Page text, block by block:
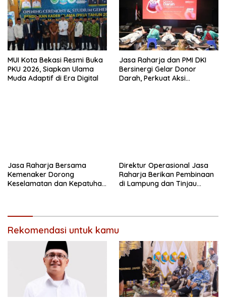
MUI Kota Bekasi Resmi Buka
PKU 2026, Siapkan Ulama
Muda Adaptif di Era Digital
Jasa Raharja dan PMI DKI
Bersinergi Gelar Donor
Darah, Perkuat Aksi
Jasa Raharja Bersama
Kemenaker Dorong
Keselamatan dan Kepatuhan
Direktur Operasional Jasa
Raharja Berikan Pembinaan
di Lampung dan Tinjau
Rekomendasi untuk kamu